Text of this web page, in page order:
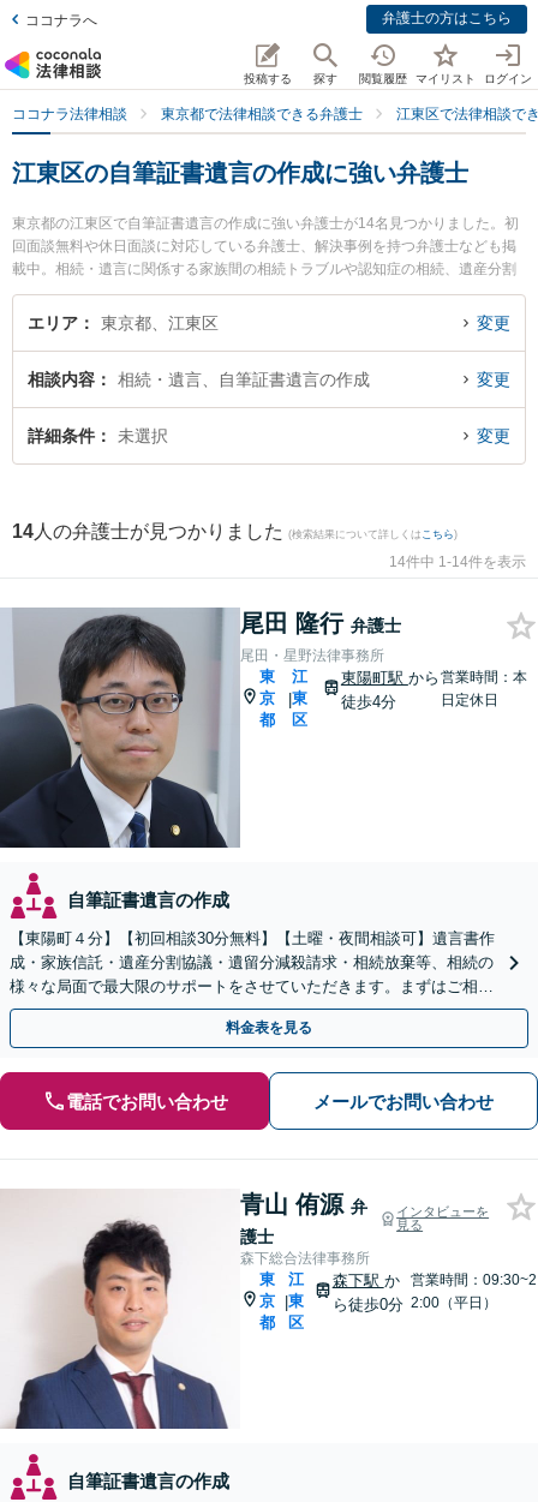
ココナラへ 弁護士の方はこちら
投稿する 探す 閲覧履歴 マイリスト ログイン
ココナラ法律相談 東京都で法律相談できる弁護士 江東区で法律相談で
江東区の自筆証書遺言の作成に強い弁護士
東京都の江東区で自筆証書遺言の作成に強い弁護士が14名見つかりました。初
回面談無料や休日面談に対応している弁護士、解決事例を持つ弁護士なども掲
載中。相続・遺言に関係する家族間の相続トラブルや認知症の相続、遺産分割
等の細かな分野での絞り込み検索もでき便利です。特に尾田・星野法律事務所
の尾田 隆行弁護士や森下総合法律事務所の青山 侑源弁護士、祐徳法律事務所の
に弁護士に相談したい』『自筆証書遺言の作成のトラブル解決の実績豊富な近
くの弁護士を検索したい』『初回相談無料で自筆証書遺言の作成を法律相談で
きる江東区内の弁護士に相談予約したい』などでお困りの相談者さんにおすす
エリア 東京都、江東区 変更
相談内容 相続・遺言、自筆証書遺言の作成 変更
詳細条件 未選択 変更
14 人の弁護士が見つかりました (検索結果について詳しくは こちら)
14件中 1-14件を表示
尾田 隆行 弁護士
尾田・星野法律事務所
東
京
都
|
江
東
区
東陽町駅 から
徒歩4分
営業時間：本
日定休日
自筆証書遺言の作成
【東陽町４分】【初回相談30分無料】【土曜・夜間相談可】遺言書作
成・家族信託・遺産分割協議・遺留分減殺請求・相続放棄等、相続の
様々な局面で最大限のサポートをさせていただきます。まずはご相談
下さい。ご相談だけでもその後の安心感が違います。
料金表を見る
電話でお問い合わせ メールでお問い合わせ
青山 侑源 弁
護士
インタビューを
見る
森下総合法律事務所
東
京
都
|
江
東
区
森下駅 か
ら徒歩0分
営業時間：09:30~2
2:00（平日）
自筆証書遺言の作成